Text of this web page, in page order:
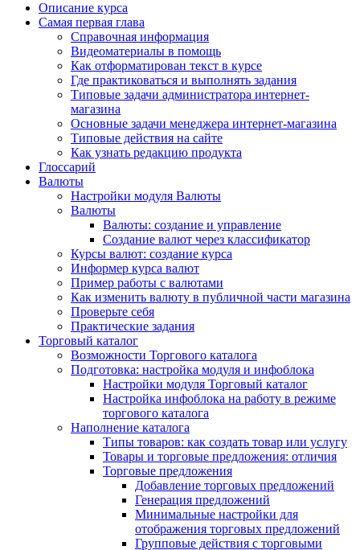
Описание курса
Самая первая глава
Справочная информация
Видеоматериалы в помощь
Как отформатирован текст в курсе
Где практиковаться и выполнять задания
Типовые задачи администратора интернет-
магазина
Основные задачи менеджера интернет-магазина
Типовые действия на сайте
Как узнать редакцию продукта
Глоссарий
Валюты
Настройки модуля Валюты
Валюты
Валюты: создание и управление
Создание валют через классификатор
Курсы валют: создание курса
Информер курса валют
Пример работы с валютами
Как изменить валюту в публичной части магазина
Проверьте себя
Практические задания
Торговый каталог
Возможности Торгового каталога
Подготовка: настройка модуля и инфоблока
Настройки модуля Торговый каталог
Настройка инфоблока на работу в режиме
торгового каталога
Наполнение каталога
Типы товаров: как создать товар или услугу
Товары и торговые предложения: отличия
Торговые предложения
Добавление торговых предложений
Генерация предложений
Минимальные настройки для
отображения торговых предложений
Групповые действия с торговыми